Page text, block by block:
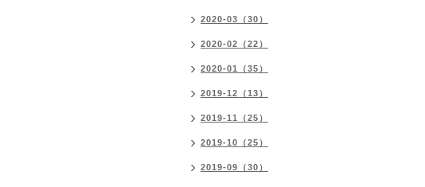
2020-03（30）
2020-02（22）
2020-01（35）
2019-12（13）
2019-11（25）
2019-10（25）
2019-09（30）